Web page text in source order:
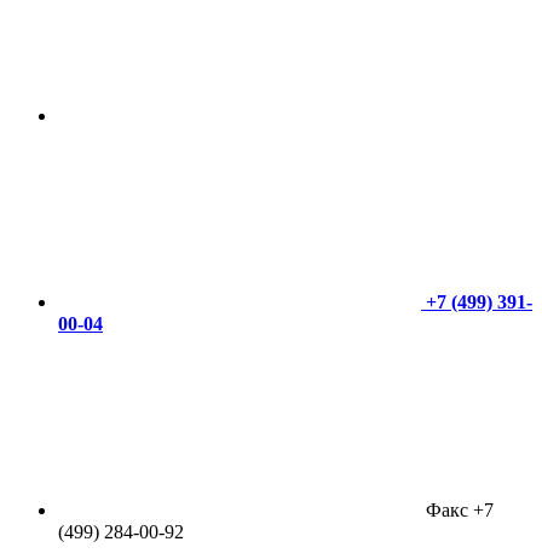
+7 (499) 391-
00-04
Факс +7
(499) 284-00-92